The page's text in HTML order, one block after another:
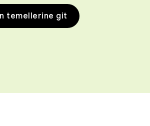
temellerine git